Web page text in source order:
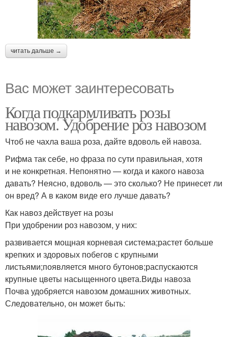
читать дальше →
Вас может заинтересовать
Когда подкармливать розы
навозом. Удобрение роз навозом
Чтоб не чахла ваша роза, дайте вдоволь ей навоза.
Рифма так себе, но фраза по сути правильная, хотя
и не конкретная. Непонятно — когда и какого навоза
давать? Неясно, вдоволь — это сколько? Не принесет ли
он вред? А в каком виде его лучше давать?
Как навоз действует на розы
При удобрении роз навозом, у них:
развивается мощная корневая система;растет больше
крепких и здоровых побегов с крупными
листьями;появляется много бутонов;распускаются
крупные цветы насыщенного цвета.Виды навоза
Почва удобряется навозом домашних животных.
Следовательно, он может быть: